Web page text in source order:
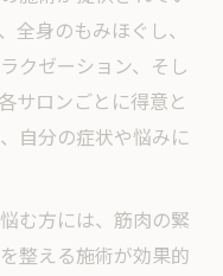
全身のもみほぐし、
クゼーション、そし
サロンごとに得意と
自分の症状や悩みに
む方には、筋肉の緊
整える施術が効果的